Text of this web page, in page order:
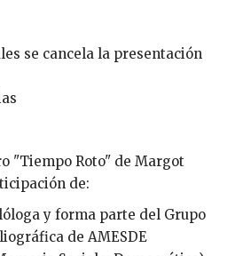
se cancela la presentación
"Tiempo Roto" de Margot
de:
y forma parte del Grupo
de AMESDE